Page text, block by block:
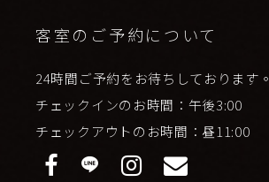
客室のご予約について
24時間ご予約をお待ちしております。
チェックインのお時間：午後3:00
チェックアウトのお時間：昼11:00